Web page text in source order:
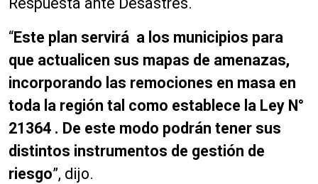
“Este plan servirá a los municipios para
que actualicen sus mapas de amenazas,
incorporando las remociones en masa en
toda la región tal como establece la Ley N°
21364 . De este modo podrán tener sus
distintos instrumentos de gestión de
riesgo”, dijo.